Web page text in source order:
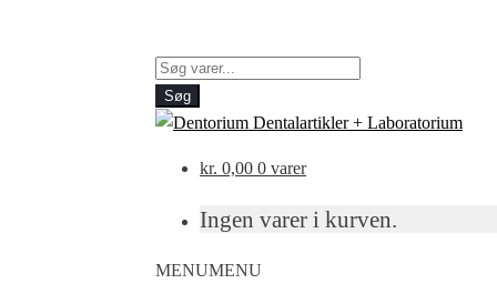
Products
search
Søg
kr. 0,00 0 varer
Ingen varer i kurven.
MENUMENU